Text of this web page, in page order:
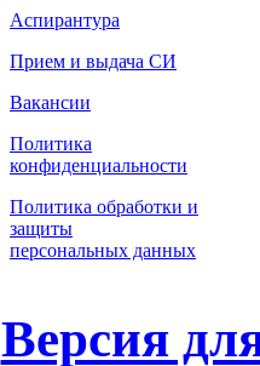
Аспирантура
Прием и выдача СИ
Вакансии
Политика
конфиденциальности
Политика обработки и
защиты
персональных данных
Версия